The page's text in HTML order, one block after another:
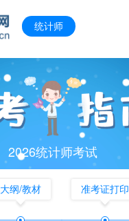
统计师
2026统计师考试
大纲/教材 准考证打印